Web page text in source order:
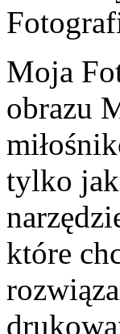
Moja
obrazu
tylko
które